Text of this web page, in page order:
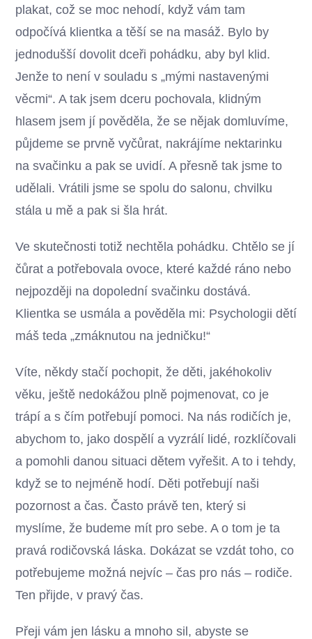
plakat, což se moc nehodí, když vám tam
odpočívá klientka a těší se na masáž. Bylo by
jednodušší dovolit dceři pohádku, aby byl klid.
Jenže to není v souladu s „mými nastavenými
věcmi“. A tak jsem dceru pochovala, klidným
hlasem jsem jí pověděla, že se nějak domluvíme,
půjdeme se prvně vyčůrat, nakrájíme nektarinku
na svačinku a pak se uvidí. A přesně tak jsme to
udělali. Vrátili jsme se spolu do salonu, chvilku
stála u mě a pak si šla hrát.
Ve skutečnosti totiž nechtěla pohádku. Chtělo se jí
čůrat a potřebovala ovoce, které každé ráno nebo
nejpozději na dopolední svačinku dostává.
Klientka se usmála a pověděla mi: Psychologii dětí
máš teda „zmáknutou na jedničku!“
Víte, někdy stačí pochopit, že děti, jakéhokoliv
věku, ještě nedokážou plně pojmenovat, co je
trápí a s čím potřebují pomoci. Na nás rodičích je,
abychom to, jako dospělí a vyzrálí lidé, rozklíčovali
a pomohli danou situaci dětem vyřešit. A to i tehdy,
když se to nejméně hodí. Děti potřebují naši
pozornost a čas. Často právě ten, který si
myslíme, že budeme mít pro sebe. A o tom je ta
pravá rodičovská láska. Dokázat se vzdát toho, co
potřebujeme možná nejvíc – čas pro nás – rodiče.
Ten přijde, v pravý čas.
Přeji vám jen lásku a mnoho sil, abyste se